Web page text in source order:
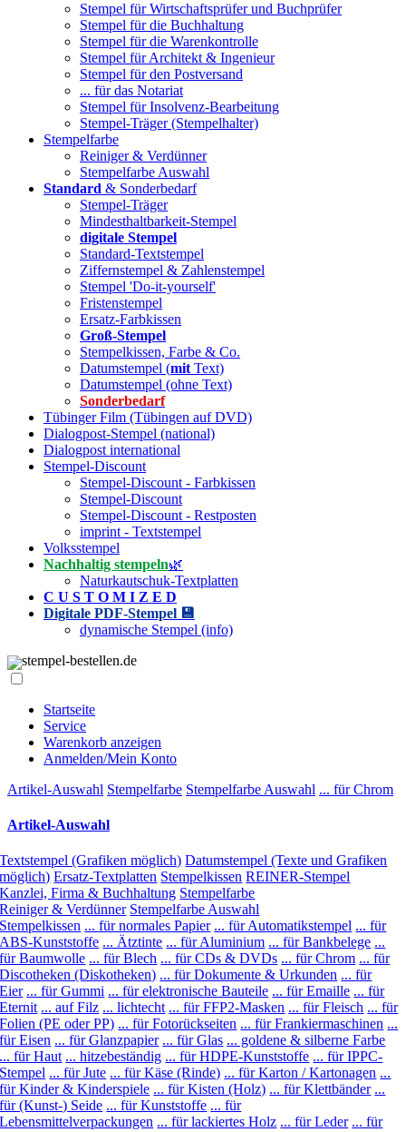
Stempel für Wirtschaftsprüfer und Buchprüfer
Stempel für die Buchhaltung
Stempel für die Warenkontrolle
Stempel für Architekt & Ingenieur
Stempel für den Postversand
... für das Notariat
Stempel für Insolvenz-Bearbeitung
Stempel-Träger (Stempelhalter)
Stempelfarbe
Reiniger & Verdünner
Stempelfarbe Auswahl
Standard & Sonderbedarf
Stempel-Träger
Mindesthaltbarkeit-Stempel
digitale Stempel
Standard-Textstempel
Ziffernstempel & Zahlenstempel
Stempel 'Do-it-yourself'
Fristenstempel
Ersatz-Farbkissen
Groß-Stempel
Stempelkissen, Farbe & Co.
Datumstempel (mit Text)
Datumstempel (ohne Text)
Sonderbedarf
Tübinger Film (Tübingen auf DVD)
Dialogpost-Stempel (national)
Dialogpost international
Stempel-Discount
Stempel-Discount - Farbkissen
Stempel-Discount
Stempel-Discount - Restposten
imprint - Textstempel
Volksstempel
Nachhaltig stempeln🌿
Naturkautschuk-Textplatten
C U S T O M I Z E D
Digitale PDF-Stempel 💾
dynamische Stempel (info)
stempel-bestellen.de
Startseite
Service
Warenkorb anzeigen
Anmelden/Mein Konto
Artikel-Auswahl Stempelfarbe Stempelfarbe Auswahl ... für Chrom
Artikel-Auswahl
Textstempel (Grafiken möglich) Datumstempel (Texte und Grafiken
möglich) Ersatz-Textplatten Stempelkissen REINER-Stempel
Kanzlei, Firma & Buchhaltung Stempelfarbe
Reiniger & Verdünner Stempelfarbe Auswahl
Stempelkissen ... für normales Papier ... für Automatikstempel ... für
ABS-Kunststoffe ... Ätztinte ... für Aluminium ... für Bankbelege ...
für Baumwolle ... für Blech ... für CDs & DVDs ... für Chrom ... für
Discotheken (Diskotheken) ... für Dokumente & Urkunden ... für
Eier ... für Gummi ... für elektronische Bauteile ... für Emaille ... für
Eternit ... auf Filz ... lichtecht ... für FFP2-Masken ... für Fleisch ... für
Folien (PE oder PP) ... für Fotorückseiten ... für Frankiermaschinen ...
für Eisen ... für Glanzpapier ... für Glas ... goldene & silberne Farbe
... für Haut ... hitzebeständig ... für HDPE-Kunststoffe ... für IPPC-
Stempel ... für Jute ... für Käse (Rinde) ... für Karton / Kartonagen ...
für Kinder & Kinderspiele ... für Kisten (Holz) ... für Klettbänder ...
für (Kunst-) Seide ... für Kunststoffe ... für
Lebensmittelverpackungen ... für lackiertes Holz ... für Leder ... für